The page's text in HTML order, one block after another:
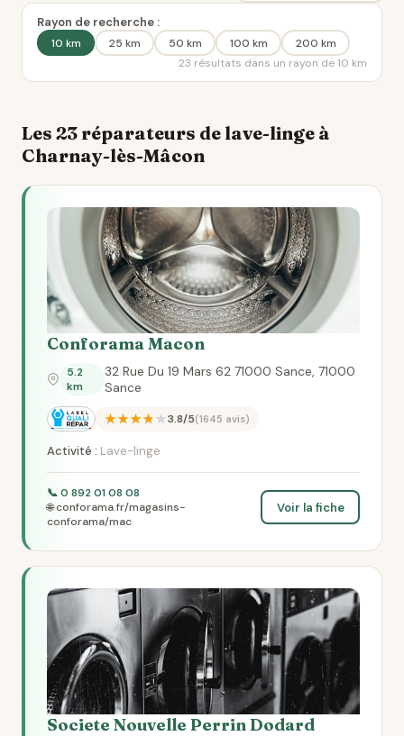
Rayon de recherche :
10 km 25 km 50 km 100 km
200 km
23 résultats dans un rayon de 10 km
Les 23 réparateurs de lave-linge à
Charnay-lès-Mâcon
Conforama Macon
5.2
km
32 Rue Du 19 Mars 62 71000 Sance, 71000
Sance
★★★★★3.8/5(1645 avis)
Activité : Lave-linge
📞 0 892 01 08 08
🌐 conforama.fr/magasins-
conforama/mac
Voir la fiche
Societe Nouvelle Perrin Dodard